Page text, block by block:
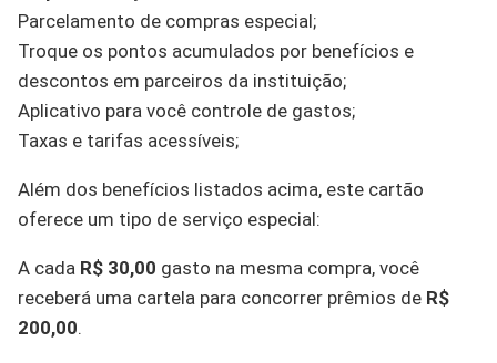
Parcelamento de compras especial;
Troque os pontos acumulados por benefícios e
descontos em parceiros da instituição;
Aplicativo para você controle de gastos;
Taxas e tarifas acessíveis;
Além dos benefícios listados acima, este cartão
oferece um tipo de serviço especial:
A cada R$ 30,00 gasto na mesma compra, você
receberá uma cartela para concorrer prêmios de R$
200,00.